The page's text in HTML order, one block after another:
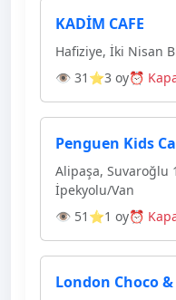
KADİM CAFE
Hafiziye, İki Nisan
👁 31 ⭐3 oy⏰
Penguen Kids
Alipaşa, Suvaroğlu
İpekyolu/Van
👁 51 ⭐1 oy⏰
London Choco &